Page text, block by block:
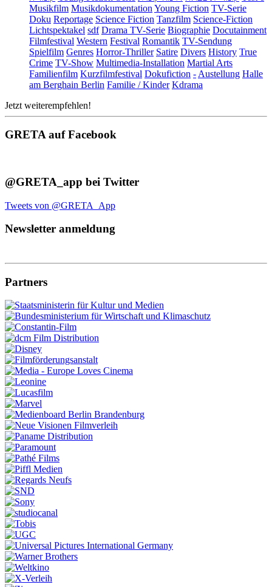
Musikfilm Musikdokumentation Young Fiction TV-Serie
Doku Reportage Science Fiction Tanzfilm Science-Fiction
Lichtspektakel sdf Drama TV-Serie Biographie Docutainment
Filmfestival Western Festival Romantik TV-Sendung
Spielfilm Genres Horror-Thriller Satire Divers History True
Crime TV-Show Multimedia-Installation Martial Arts
Familienfilm Kurzfilmfestival Dokufiction - Austellung Halle
am Berghain Berlin Familie / Kinder Kdrama
Jetzt weiterempfehlen!
GRETA auf Facebook
@GRETA_app bei Twitter
Tweets von @GRETA_App
Newsletter anmeldung
Partners